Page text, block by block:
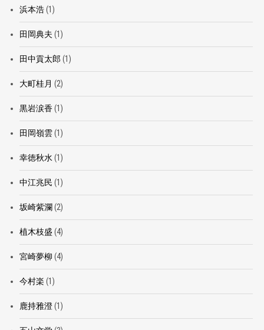
浜本浩(1)
田岡典夫 (1)
田中貢太郎 (1)
大町桂月 (2)
黒岩涙香(1)
田岡嶺雲(1)
幸徳秋水 (1)
中江兆民 (1)
坂崎紫瀾 (2)
植木枝盛 (4)
宮崎夢柳 (4)
今村楽 (1)
鹿持雅澄(1)